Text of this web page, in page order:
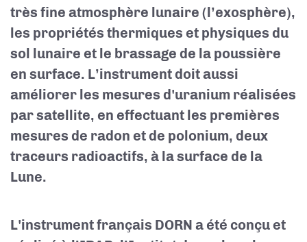
très fine atmosphère lunaire (l’exosphère),
les propriétés thermiques et physiques du
sol lunaire et le brassage de la poussière
en surface. L’instrument doit aussi
améliorer les mesures d'uranium réalisées
par satellite, en effectuant les premières
mesures de radon et de polonium, deux
traceurs radioactifs, à la surface de la
Lune.
L'instrument français DORN a été conçu et